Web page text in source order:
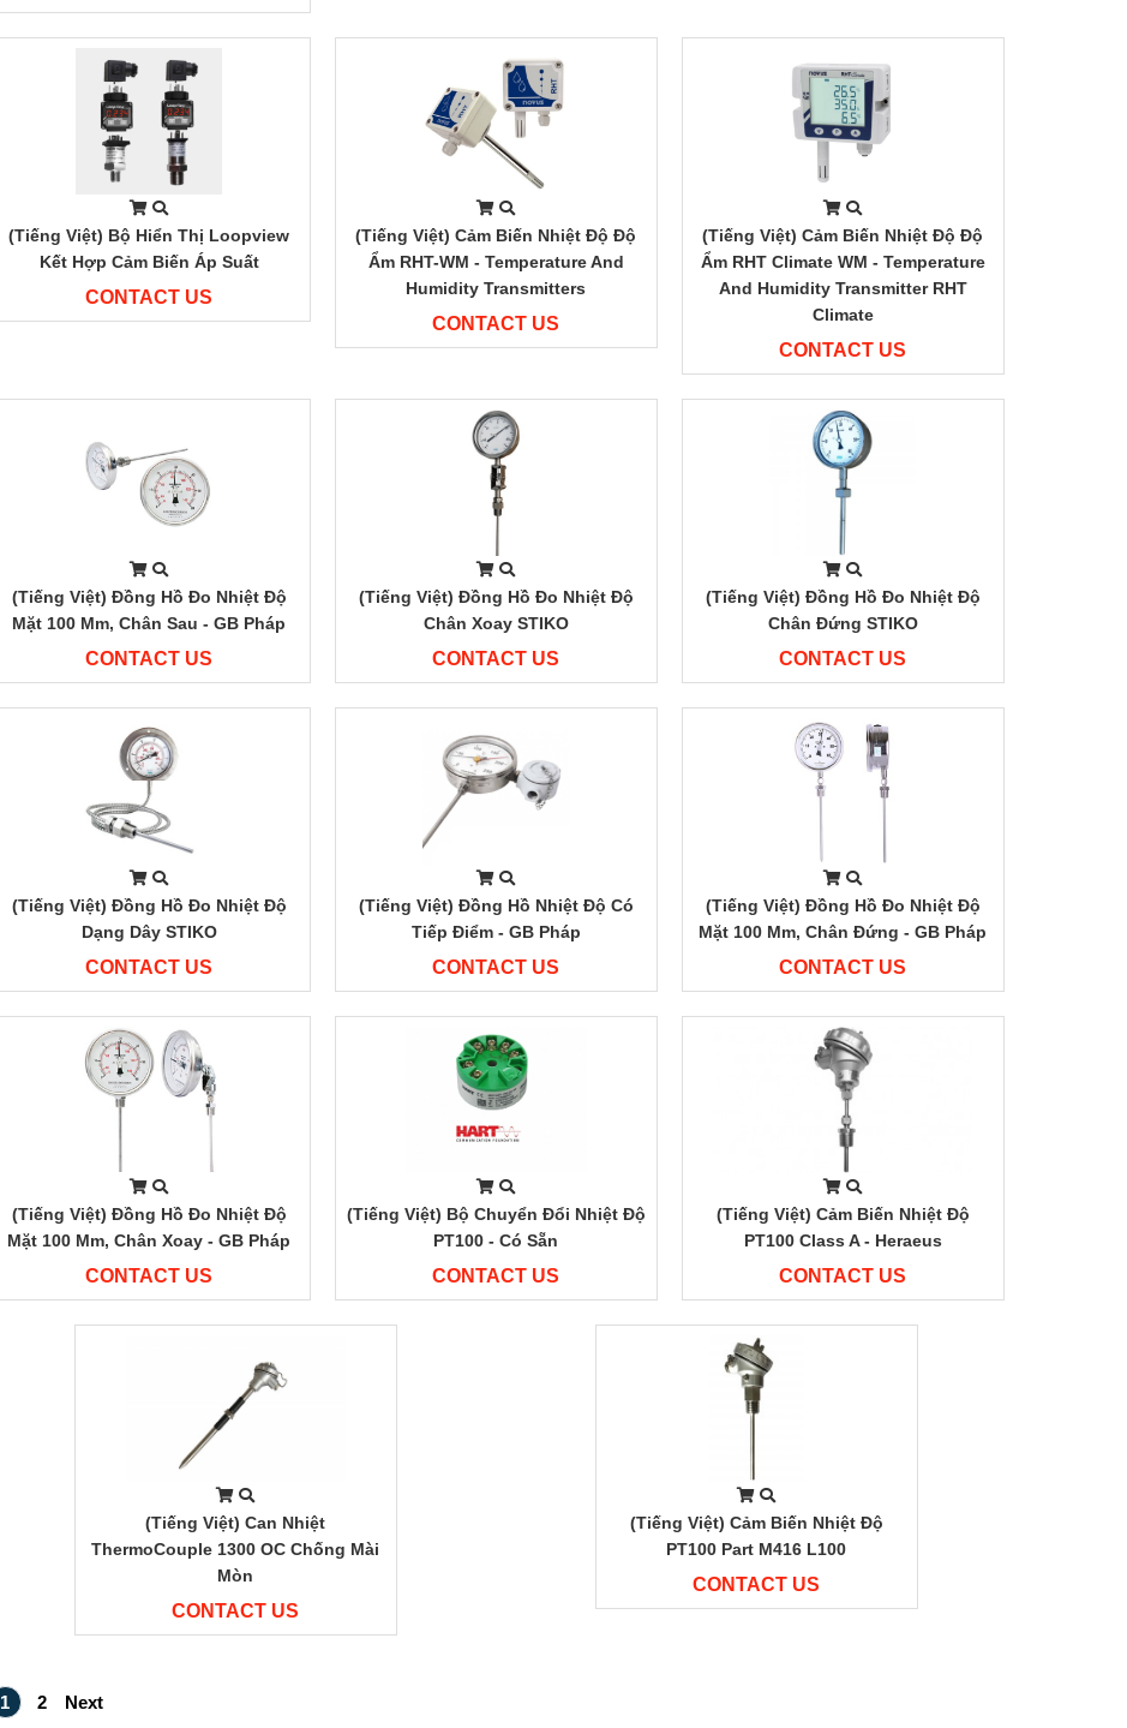
(Tiếng Việt) Bộ Hiển Thị Loopview
Kết Hợp Cảm Biến Áp Suất
CONTACT US
(Tiếng Việt) Cảm Biến Nhiệt Độ Độ
Ẩm RHT-WM - Temperature And
Humidity Transmitters
CONTACT US
(Tiếng Việt) Cảm Biến Nhiệt Độ Độ
Ẩm RHT Climate WM - Temperature
And Humidity Transmitter RHT
Climate
CONTACT US
(Tiếng Việt) Đồng Hồ Đo Nhiệt Độ
Mặt 100 Mm, Chân Sau - GB Pháp
CONTACT US
(Tiếng Việt) Đồng Hồ Đo Nhiệt Độ
Chân Xoay STIKO
CONTACT US
(Tiếng Việt) Đồng Hồ Đo Nhiệt Độ
Chân Đứng STIKO
CONTACT US
(Tiếng Việt) Đồng Hồ Đo Nhiệt Độ
Dạng Dây STIKO
CONTACT US
(Tiếng Việt) Đồng Hồ Nhiệt Độ Có
Tiếp Điểm - GB Pháp
CONTACT US
(Tiếng Việt) Đồng Hồ Đo Nhiệt Độ
Mặt 100 Mm, Chân Đứng - GB Pháp
CONTACT US
(Tiếng Việt) Đồng Hồ Đo Nhiệt Độ
Mặt 100 Mm, Chân Xoay - GB Pháp
CONTACT US
(Tiếng Việt) Bộ Chuyển Đổi Nhiệt Độ
PT100 - Có Sẵn
CONTACT US
(Tiếng Việt) Cảm Biến Nhiệt Độ
PT100 Class A - Heraeus
CONTACT US
(Tiếng Việt) Can Nhiệt
ThermoCouple 1300 OC Chống Mài
Mòn
CONTACT US
(Tiếng Việt) Cảm Biến Nhiệt Độ
PT100 Part M416 L100
CONTACT US
1 2 Next